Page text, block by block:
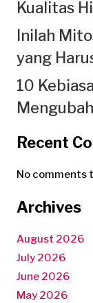
Kualitas
Inilah
yang
10
Recent
No comments
Archives
August 2026
July 2026
June 2026
May 2026